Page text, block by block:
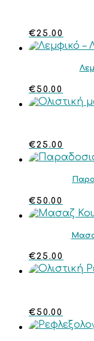
€25.00
€50.00
€25.00
€50.00
€25.00
€50.00